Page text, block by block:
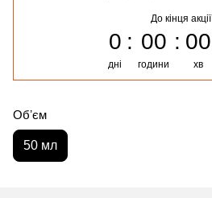
До кінця акції
0
дні
00
години
00
хв
Обʼєм
50 мл